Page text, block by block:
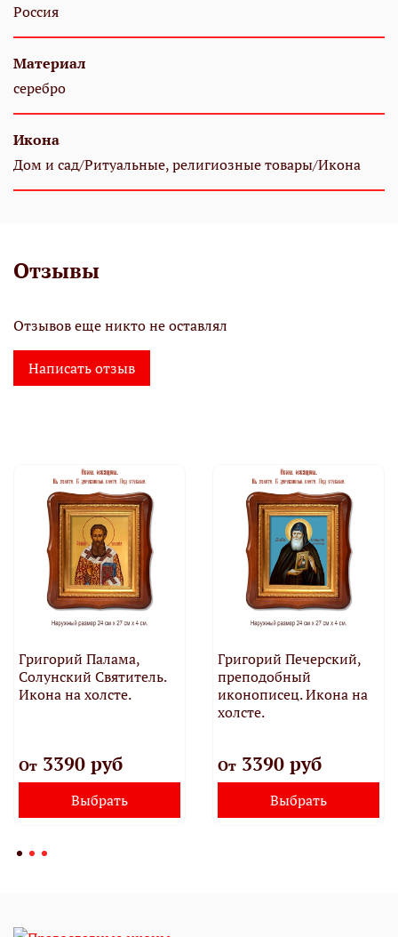
Россия
Материал
серебро
Икона
Дом и сад/Ритуальные, религиозные товары/Икона
Отзывы
Отзывов еще никто не оставлял
Написать отзыв
Григорий Палама,
Солунский Святитель.
Икона на холсте.
От3390 руб
Выбрать
Григорий Печерский,
преподобный
иконописец. Икона на
холсте.
От3390 руб
Выбрать